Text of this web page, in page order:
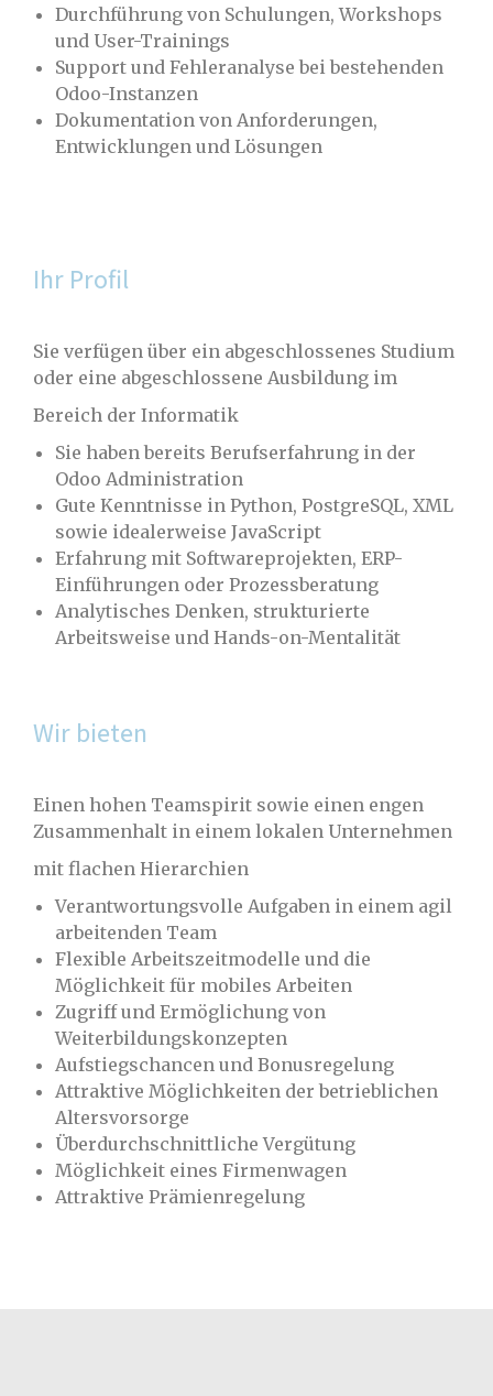
Durchführung von Schulungen, Workshops
und User-Trainings
Support und Fehleranalyse bei bestehenden
Odoo-Instanzen
Dokumentation von Anforderungen,
Entwicklungen und Lösungen
Ihr Profil
Sie verfügen über ein abgeschlossenes Studium
oder eine abgeschlossene Ausbildung im
Bereich der Informatik
Sie haben bereits Berufserfahrung in der
Odoo Administration
Gute Kenntnisse in Python, PostgreSQL, XML
sowie idealerweise JavaScript
Erfahrung mit Softwareprojekten, ERP-
Einführungen oder Prozessberatung
Analytisches Denken, strukturierte
Arbeitsweise und Hands-on-Mentalität
Wir bieten
Einen hohen Teamspirit sowie einen engen
Zusammenhalt in einem lokalen Unternehmen
mit flachen Hierarchien
Verantwortungsvolle Aufgaben in einem agil
arbeitenden Team
Flexible Arbeitszeitmodelle und die
Möglichkeit für mobiles Arbeiten
Zugriff und Ermöglichung von
Weiterbildungskonzepten
Aufstiegschancen und Bonusregelung
Attraktive Möglichkeiten der betrieblichen
Altersvorsorge
Überdurchschnittliche Vergütung
Möglichkeit eines Firmenwagen
Attraktive Prämienregelung